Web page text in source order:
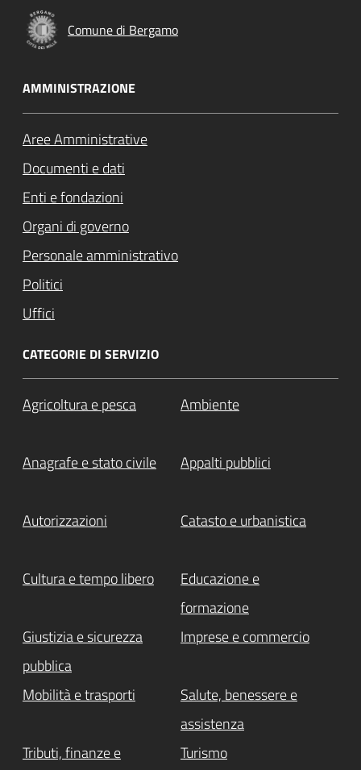
Comune di Bergamo
AMMINISTRAZIONE
Aree Amministrative
Documenti e dati
Enti e fondazioni
Organi di governo
Personale amministrativo
Politici
Uffici
CATEGORIE DI SERVIZIO
Agricoltura e pesca Ambiente
Anagrafe e stato civile Appalti pubblici
Autorizzazioni Catasto e urbanistica
Cultura e tempo libero
Educazione e
formazione
Giustizia e sicurezza
pubblica
Imprese e commercio
Mobilità e trasporti
Salute, benessere e
assistenza
Tributi, finanze e
Turismo